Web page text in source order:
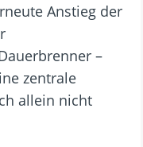
Anstieg der
–
zentrale
allein nicht